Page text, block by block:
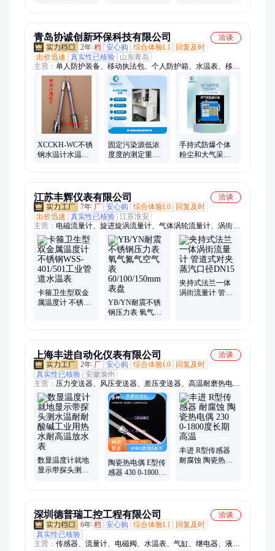
青岛协诚创新环保科技有限公司
洽谈
2年 档 安心购 综合体验L1
回复及时
出价迅速
真实性已核验
山东青岛
主营： 单人防护装备、移动执法包、个人防护箱、水温表、移动
执法箱、车用尿素检定仪、移动源执法监测设备、手持式林格曼
黑度仪、氮氧化物检测仪、便携式不透光烟度计、机动车尾气检
测设备、个人防护包、应急防护包、辐射防护包、在用车尾气检
测仪、工业内窥镜、通用车载诊断仪OBD、手持式光离子化检测
仪、多参数气体检测仪、FID氢火焰检测仪、PID光离子检测
仪、个人剂量报警仪、手持多参数水质检测仪、水质快检试剂
包、手持热电风速仪、测距仪
XCCKH-WC不锈
钢水温计水温表
固定污染源低浓
度度的测定重量
手持式防爆个体
粉尘和大气采样
江苏丰辉仪表有限公司
洽谈
7年 厂 安心购 综合体验L0
回复及时
出价迅速
真实性已核验 江苏淮安
主营： 电磁流量计、旋进旋涡流量计、气体涡轮流量计、涡街流
量计、气体腰轮流量计、涡轮流量计、热式气体质量流量计、超
声波流量计、孔板流量计、椭圆齿轮流量计、玻璃转子流量计、
金属管浮子流量计、磁翻板液位计、雷达液位计、超声波液位
计、压力变送器、压力表、双金属温度计、热电阻、热电偶
卡箍卫生型双金
属温度计 不锈钢
YB/YN耐震不锈
钢压力表 氧气氮
夹持式法兰一体
涡街流量计 管道
上海丰进自动化仪表有限公司
洽谈
2年 厂 安心购 综合体验L0
回复及时
真实性已核验 安徽滁州
主营： 压力变送器、风压变送器、差压变送器、高温耐磨热电
偶、食品级热电阻、双金属温度计、磁翻板液位计、雷达物位
计、流量计
数显温度计就地
显示带探头测水
陶瓷热电偶 E型传
感器 430 0-1800度
丰进 R型传感器
耐腐蚀 陶瓷热电
深圳德普瑞工控工程有限公司
洽谈
6年 档 安心购 综合体验L1
回复及时
真实性已核验
主营： 传感器、流量计、电磁阀、水温表、气缸、继电器、液位